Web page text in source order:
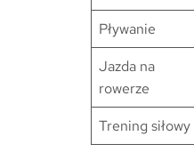
Pływanie
Jazda na
rowerze
Trening siłowy